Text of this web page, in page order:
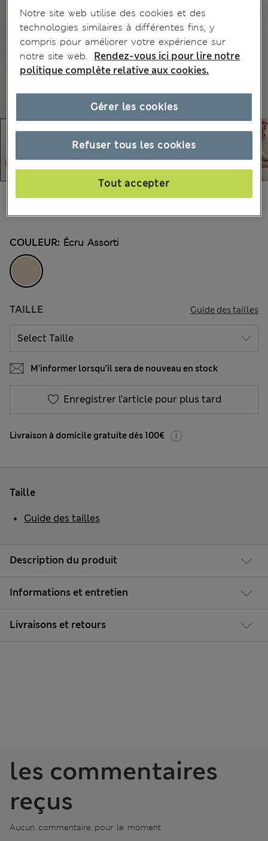
€46,00 Tous les prix incluent les taxes et les frais de douanes
COULEUR: Écru Assorti
TAILLE Guide des tailles
M’informer lorsqu’il sera de nouveau en stock
Enregistrer l’article pour plus tard
Livraison à domicile gratuite dès 100€
Description du produit
Informations et entretien
Livraisons et retours
Taille
Guide des tailles
les commentaires
reçus
Aucun commentaire pour le moment
Notre site web utilise des cookies et des
technologies similaires à différentes fins, y
compris pour améliorer votre expérience sur
notre site web.
Rendez-vous ici pour lire notre
politique complète relative aux cookies.
Refuser tous les cookies
Tout accepter
Gérer les cookies